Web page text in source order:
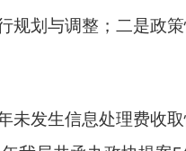
规划与调整；二是政
发生信息处理费收取